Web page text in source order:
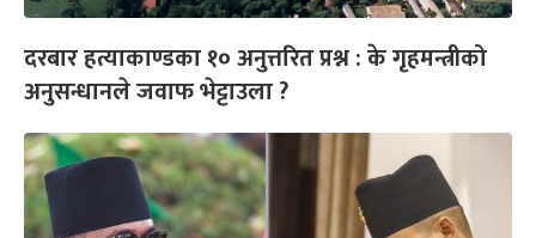
दरबार हत्याकाण्डका १० अनुत्तरित प्रश्न : के गृहमन्त्रीको
अनुसन्धानले जवाफ भेट्टाउला ?